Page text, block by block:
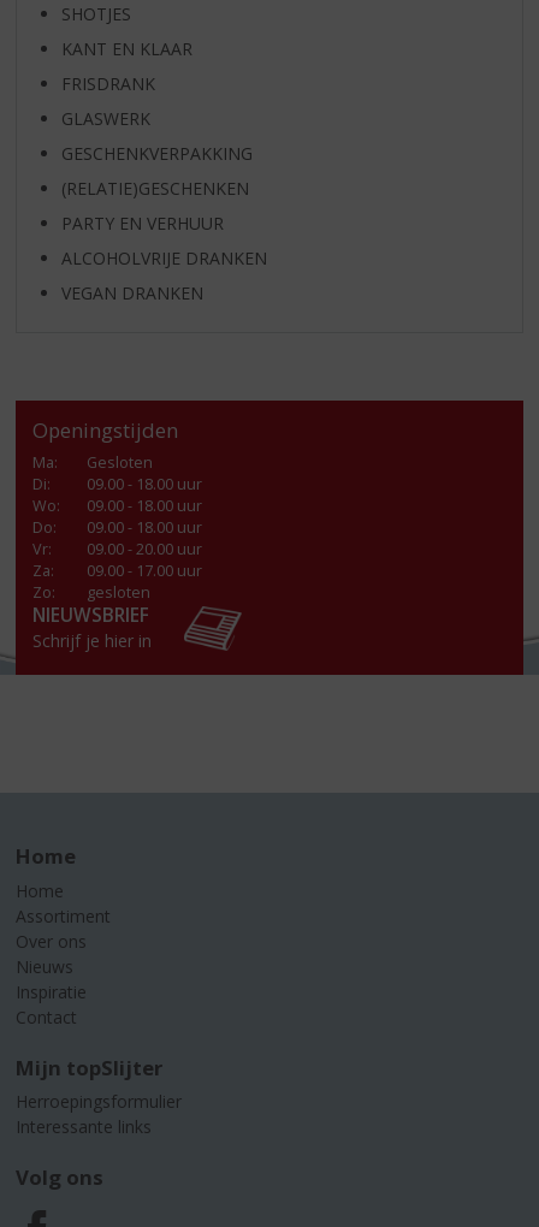
SHOTJES
KANT EN KLAAR
FRISDRANK
GLASWERK
GESCHENKVERPAKKING
(RELATIE)GESCHENKEN
PARTY EN VERHUUR
ALCOHOLVRIJE DRANKEN
VEGAN DRANKEN
Openingstijden
Ma:
Gesloten
Di:
09.00 - 18.00 uur
Wo:
09.00 - 18.00 uur
Do:
09.00 - 18.00 uur
Vr:
09.00 - 20.00 uur
Za:
09.00 - 17.00 uur
Zo:
gesloten
NIEUWSBRIEF
Schrijf je hier in
Home
Home
Assortiment
Over ons
Nieuws
Inspiratie
Contact
Mijn topSlijter
Herroepingsformulier
Interessante links
Volg ons